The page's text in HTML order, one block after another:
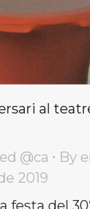
al
@ca
By
2019